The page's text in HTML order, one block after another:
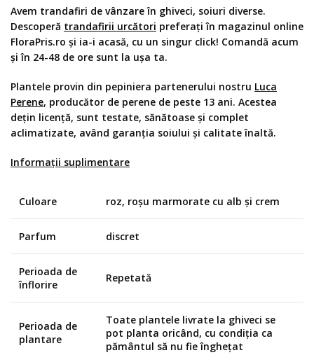
Avem trandafiri de vânzareîn ghiveci, soiuri diverse.
Descoperă trandafirii urcători preferați în magazinul online
FloraPris.ro și ia-i acasă, cu un singur click! Comandă acum
și în 24-48 de ore sunt la ușa ta.
Plantele provin din pepiniera partenerului nostru Luca
Perene, producător de perene de peste 13 ani. Acestea
dețin licență, sunt testate, sănătoase și complet
aclimatizate, având garanția soiului și calitate înaltă.
Informații suplimentare
Culoare roz, roșu marmorate cu alb și crem
Parfum discret
Perioada de
înflorire
Repetată
Perioada de
plantare
Toate plantele livrate la ghiveci se
pot planta oricând, cu condiția ca
pământul să nu fie înghețat